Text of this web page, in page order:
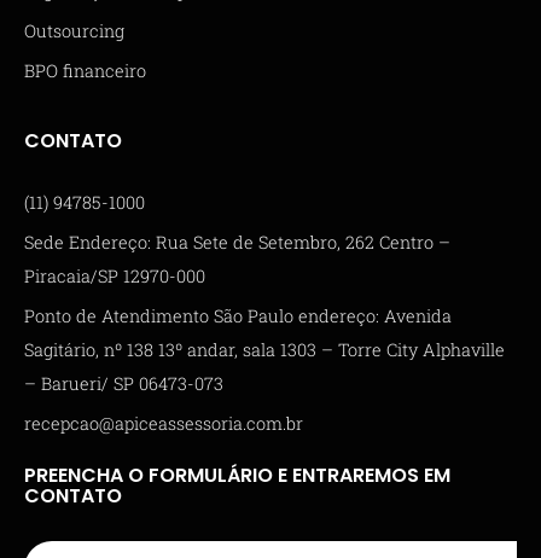
Outsourcing
BPO financeiro
CONTATO
(11) 94785-1000
Sede Endereço: Rua Sete de Setembro, 262 Centro –
Piracaia/SP 12970-000
Ponto de Atendimento São Paulo endereço: Avenida
Sagitário, nº 138 13º andar, sala 1303 – Torre City Alphaville
– Barueri/ SP 06473-073
recepcao@apiceassessoria.com.br
PREENCHA O FORMULÁRIO E ENTRAREMOS EM
CONTATO